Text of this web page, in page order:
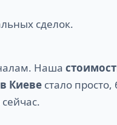
сделок.
Наша
Киеве стало просто,